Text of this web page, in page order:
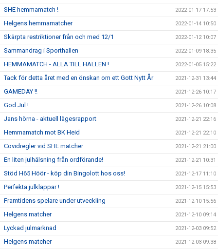
SHE hemmamatch ! 2022-01-17 17:53
Helgens hemmamatcher 2022-01-14 10:50
Skärpta restriktioner från och med 12/1 2022-01-12 10:07
Sammandrag i Sporthallen 2022-01-09 18:35
HEMMAMATCH - ALLA TILL HALLEN ! 2022-01-05 15:22
Tack för detta året med en önskan om ett Gott Nytt År 2021-12-31 13:44
GAMEDAY !! 2021-12-26 10:17
God Jul ! 2021-12-26 10:08
Jans hörna - aktuell lägesrapport 2021-12-21 22:16
Hemmamatch mot BK Heid 2021-12-21 22:10
Covidregler vid SHE matcher 2021-12-21 21:00
En liten julhälsning från ordförande! 2021-12-21 10:31
Stöd H65 Höör - köp din Bingolott hos oss! 2021-12-17 11:10
Perfekta julklappar ! 2021-12-15 15:53
Framtidens spelare under utveckling 2021-12-10 15:56
Helgens matcher 2021-12-10 09:14
Lyckad julmarknad 2021-12-03 09:52
Helgens matcher 2021-12-03 09:38